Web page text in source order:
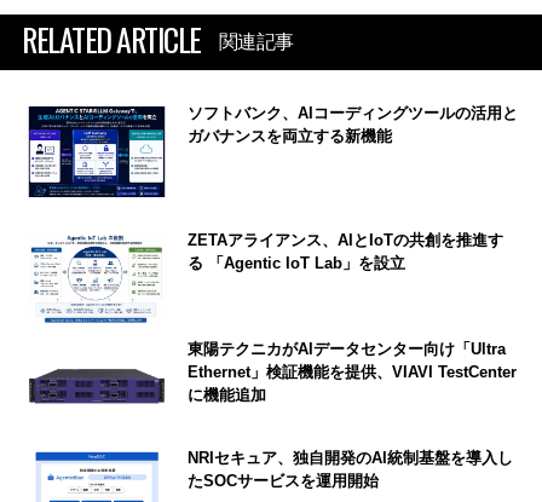
RELATED ARTICLE 関連記事
ソフトバンク、AIコーディングツールの活用と
ガバナンスを両立する新機能
ZETAアライアンス、AIとIoTの共創を推進す
る 「Agentic IoT Lab」を設立
東陽テクニカがAIデータセンター向け「Ultra
Ethernet」検証機能を提供、VIAVI TestCenter
に機能追加
NRIセキュア、独自開発のAI統制基盤を導入し
たSOCサービスを運用開始